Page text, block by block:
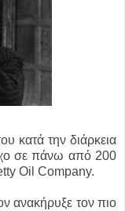
κατά την διάρκεια
σε πάνω από 200
Oil Company.
ανακήρυξε τον πιο